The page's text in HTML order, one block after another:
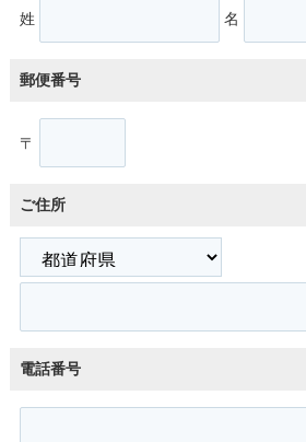
姓 名
郵便番号
〒
ご住所
電話番号